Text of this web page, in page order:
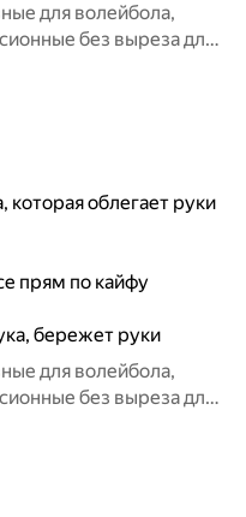
для волейбола,
без выреза для
которая облегает руки
прям по кайфу
бережет руки
для волейбола,
без выреза для